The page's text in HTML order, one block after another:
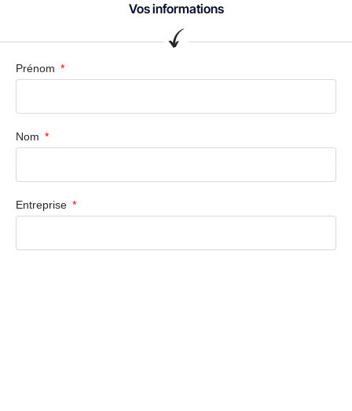
Vos informations
Prénom
Nom
Entreprise